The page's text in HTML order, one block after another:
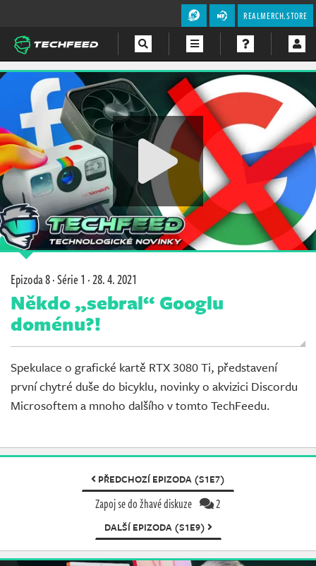
REALMERCH.STORE
Magazín
Videa
Soutěže
Epizoda 8 · Série 1 ·28. 4. 2021
Někdo „sebral“ Googlu
doménu?!
Spekulace o grafické kartě RTX 3080 Ti, představení
první chytré duše do bicyklu, novinky o akvizici Discordu
Microsoftem a mnoho dalšího v tomto TechFeedu.
PŘEDCHOZÍ EPIZODA (S1E7)
Zapoj se do žhavé diskuze 2
DALŠÍ EPIZODA (S1E9)